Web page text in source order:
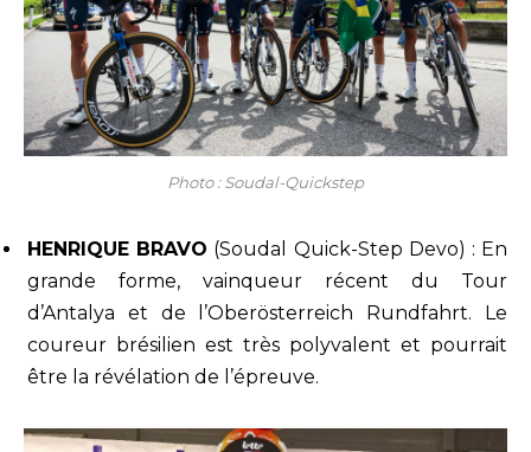
Photo : Soudal-Quickstep
HENRIQUE BRAVO (Soudal Quick-Step Devo) : En
grande forme, vainqueur récent du Tour
d’Antalya et de l’Oberösterreich Rundfahrt. Le
coureur brésilien est très polyvalent et pourrait
être la révélation de l’épreuve.